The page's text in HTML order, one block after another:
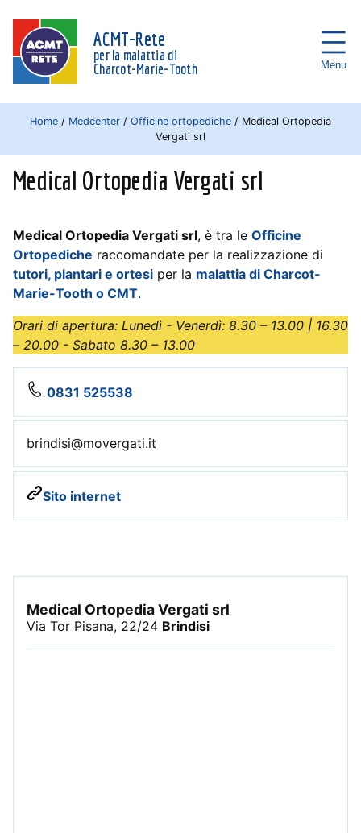
ACMT-Rete
per la malattia di
Charcot-Marie-Tooth
Menu
Home / Medcenter / Officine ortopediche / Medical Ortopedia
Vergati srl
Medical Ortopedia Vergati srl
Medical Ortopedia Vergati srl, è tra le Officine
Ortopediche raccomandate per la realizzazione di
tutori, plantari e ortesi per la malattia di Charcot-
Marie-Tooth o CMT.
Orari di apertura: Lunedì - Venerdì: 8.30 – 13.00 | 16.30
– 20.00 - Sabato 8.30 – 13.00
0831 525538
brindisi@movergati.it
Sito internet
Medical Ortopedia Vergati srl
Via Tor Pisana, 22/24 Brindisi